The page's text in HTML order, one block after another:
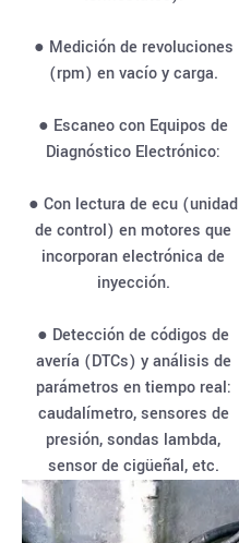
● Medición de revoluciones
(rpm) en vacío y carga.
● Escaneo con Equipos de
Diagnóstico Electrónico:
● Con lectura de ecu (unidad
de control) en motores que
incorporan electrónica de
inyección.
● Detección de códigos de
avería (DTCs) y análisis de
parámetros en tiempo real:
caudalímetro, sensores de
presión, sondas lambda,
sensor de cigüeñal, etc.